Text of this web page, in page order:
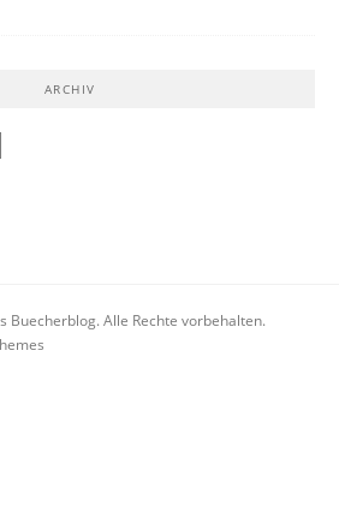
ARCHIV
Buecherblog. Alle Rechte vorbehalten.